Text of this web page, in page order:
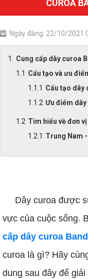
CUROA
Ngày đăng: 22/10/2021
Cung cấp dây curoa
Cấu tạo và ưu
Cấu tạo dây
Ưu điểm
Tìm hiểu về đơn
Trung Nam
Dây curoa được
vực của cuộc sống.
cấp dây curoa
curoa là gì? Hãy
dung sau đây để